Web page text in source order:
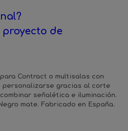
de
Contract o multisalas con
personalizarse gracias al corte
señalética e iluminación.
mate. Fabricado en España.